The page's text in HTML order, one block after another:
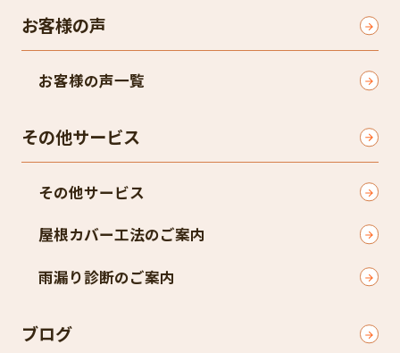
お客様の声
お客様の声一覧
その他サービス
その他サービス
屋根カバー工法のご案内
雨漏り診断のご案内
ブログ